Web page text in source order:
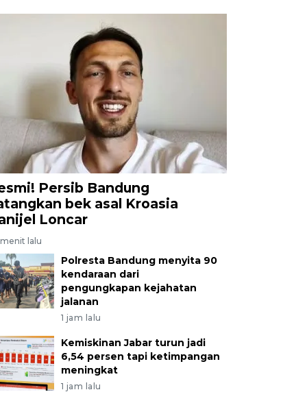
Persib Bandung
bek asal Kroasia
Loncar
lalu
Polresta Bandung menyita 90
kendaraan dari
pengungkapan kejahatan
jalanan
1 jam lalu
Kemiskinan Jabar turun jadi
6,54 persen tapi ketimpangan
meningkat
1 jam lalu